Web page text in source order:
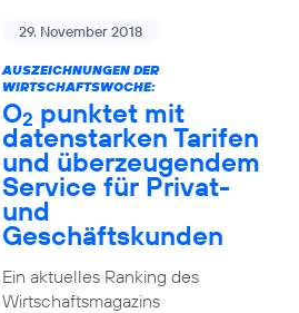
29. November 2018
AUSZEICHNUNGEN DER
WIRTSCHAFTSWOCHE:
O2 punktet mit
datenstarken Tarifen
und überzeugendem
Service für Privat-
und
Geschäftskunden
Ein aktuelles Ranking des
Wirtschaftsmagazins